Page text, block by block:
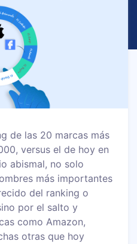
de las 20 marcas más
versus el de hoy en
abismal, no solo
más importantes
del ranking o
por el salto y
como Amazon,
otras que hoy